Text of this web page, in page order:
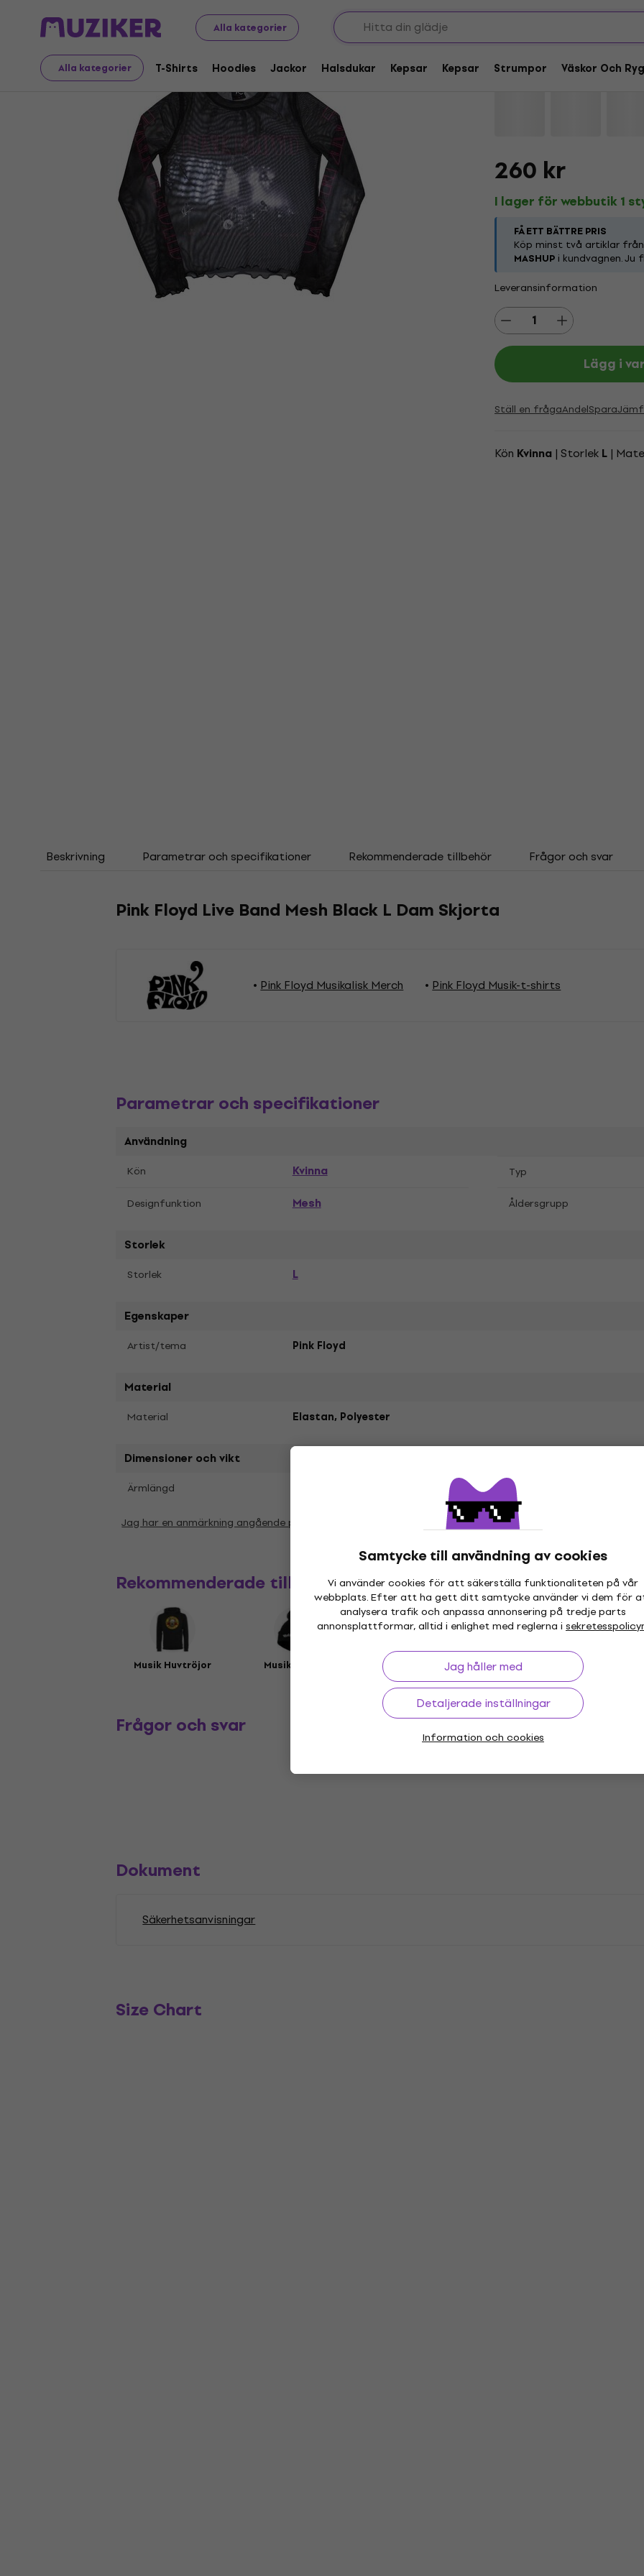
Alla kategorier
Alla kategorier T-Shirts Hoodies Jackor Halsdukar Kepsar Kepsar Strumpor Väskor Och
Samtycke till användning av cookies
Vi använder cookies för att säkerställa funktionaliteten på vår
webbplats. Efter att ha gett ditt samtycke använder vi dem för
analysera trafik och anpassa annonsering på tredje parts
annonsplattformar, alltid i enlighet med reglerna i
Jag håller med
Detaljerade inställningar
Information och cookies
Merch Musikalisk Merch T-Shirts
Pink Floyd Live
Varumärke: Pink Floyd
260 kr
I lager för webbutik 1
FÅ ETT BÄTTRE PRIS
Köp minst två artiklar
MASHUP i kundvagnen.
Leveransinformation
Lägg i
Ställ en frågaAndelSpara
Kön Kvinna | Storlek L |
Beskrivning Parametrar och specifikationer Rekommenderade tillbehör Frågor och svar
Pink Floyd Live Band Mesh Black L Dam Skjorta
Pink Floyd Musikalisk Merch Pink Floyd Musik-t-shirts
Parametrar och specifikationer
Användning
Kön Kvinna
Typ
Designfunktion
Mesh Åldersgrupp
Storlek
Storlek L
Egenskaper
Artist/tema Pink Floyd
Material
Material Elastan, Polyester
Dimensioner och vikt
Ärmlängd
Jag har en anmärkning angående parametrarna
Rekommenderade tillbehör
Musik Huvtröjor Musikmössor Vinyl LP-skivor Musikkepsar
Frågor och svar
Dokument
Säkerhetsanvisningar
Size Chart